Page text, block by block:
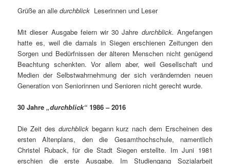
Grüße an alledurchblick Leserinnen und Leser
Mit dieser Ausgabe feiern wir 30 Jahre durchblick. Angefangen
hatte es, weil die damals in Siegen erschienen Zeitungen den
Sorgen und Bedürfnissen der älteren Menschen nicht genügend
Beachtung schenkten. Vor allem aber, weil Gesellschaft und
Medien der Selbstwahrnehmung der sich verändernden neuen
Generation von Seniorinnen und Senioren nicht gerecht wurde.
30 Jahre„durchblick“ 1986 – 2016
Die Zeit des durchblickbegann kurz nach dem Erscheinen des
ersten Altenplans, den die Gesamthochschule, namentlich
Christel Ruback, für die Stadt Siegen erstellte. Im Juni 1981
erschien die erste Ausgabe. Im Studiengang Sozialarbeit